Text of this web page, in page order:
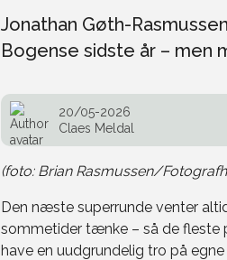
Jonathan Gøth-
Bogense sidste år – men
20/05-2026
Claes Meldal
(foto: Brian Rasmussen/
Den næste superrunde venter
sommetider tænke – så de fleste
have en uudgrundelig tro på